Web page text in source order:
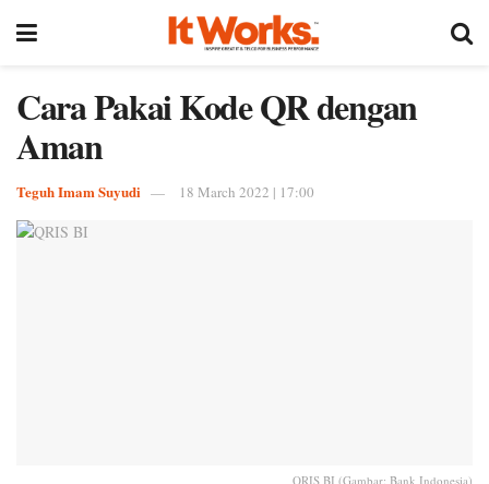
Cara Pakai Kode QR dengan
Aman
Teguh Imam Suyudi 18 March 2022 | 17:00
QRIS BI (Gambar: Bank Indonesia)